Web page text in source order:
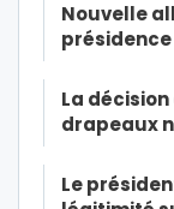
Nouvelle
La
drapeaux
Le